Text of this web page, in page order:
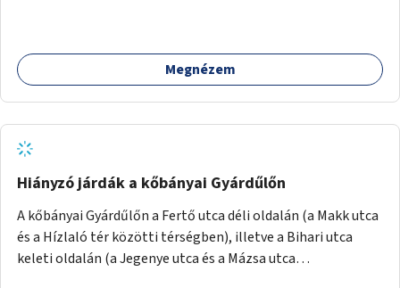
Megnézem
Hiányzó járdák a kőbányai Gyárdűlőn
A kőbányai Gyárdűlőn a Fertő utca déli oldalán (a Makk utca
és a Hízlaló tér közötti térségben), illetve a Bihari utca
keleti oldalán (a Jegenye utca és a Mázsa utca